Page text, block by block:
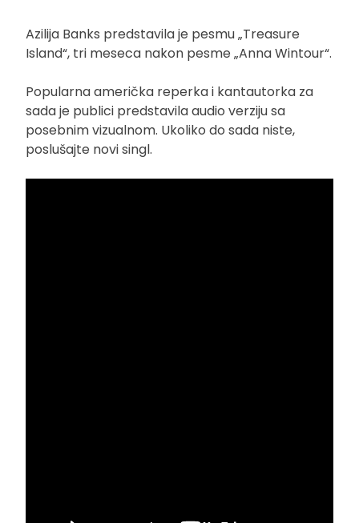
Azilija Banks predstavila je pesmu „Treasure
Island“, tri meseca nakon pesme „Anna Wintour“.
Popularna američka reperka i kantautorka za
sada je publici predstavila audio verziju sa
posebnim vizualnom. Ukoliko do sada niste,
poslušajte novi singl.